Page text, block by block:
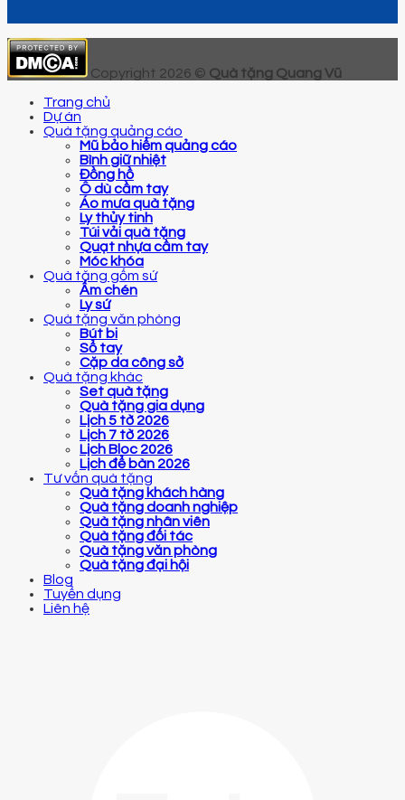
Copyright 2026 © Quà tặng Quang Vũ
Trang chủ
Dự án
Quà tặng quảng cáo
Mũ bảo hiểm quảng cáo
Bình giữ nhiệt
Đồng hồ
Ô dù cầm tay
Áo mưa quà tặng
Ly thủy tinh
Túi vải quà tặng
Quạt nhựa cầm tay
Móc khóa
Quà tặng gốm sứ
Ấm chén
Ly sứ
Quà tặng văn phòng
Bút bi
Sổ tay
Cặp da công sở
Quà tặng khác
Set quà tặng
Quà tặng gia dụng
Lịch 5 tờ 2026
Lịch 7 tờ 2026
Lịch Bloc 2026
Lịch để bàn 2026
Tư vấn quà tặng
Quà tặng khách hàng
Quà tặng doanh nghiệp
Quà tặng nhân viên
Quà tặng đối tác
Quà tặng văn phòng
Quà tặng đại hội
Blog
Tuyển dụng
Liên hệ